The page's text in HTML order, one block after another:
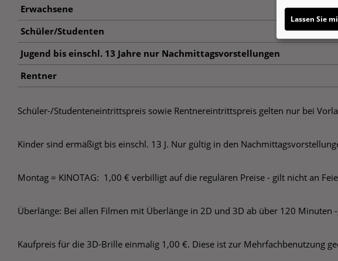
Erwachsene
Schüler/Studenten
Jugend bis einschl. 13 Jahre nur Nachmittagsvorstellungen
Rentner
Schüler-/Studenteneintrittspreis sowie Rentnereintrittspreis gelten nur bei
Kinder sind ermäßigt bis einschl. 13 J. Nur gültig in den
Montag = KINOTAG: 1,00 € verbilligt auf die regulären Preise - gilt nicht an
Überlänge: Bei allen Filmen mit Überlänge in 2D und 3D ab über 120
Kaufpreis für die 3D-Brille einmalig 1,00 €. Diese ist zur Mehrfachbenutzung
Lassen Sie